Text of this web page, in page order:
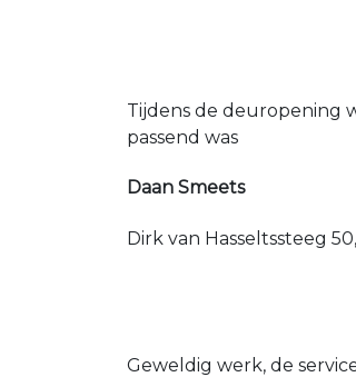
Tijdens de deuropening
passend was
Daan Smeets
Dirk van Hasseltssteeg
Geweldig werk, de